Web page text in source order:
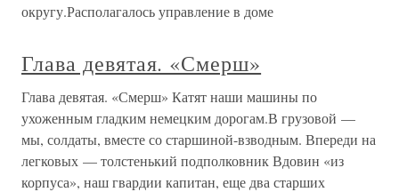
округу.Располагалось управление в доме
Глава девятая. «Смерш»
Глава девятая. «Смерш» Катят наши машины по
ухоженным гладким немецким дорогам.В грузовой —
мы, солдаты, вместе со старшиной-взводным. Впереди на
легковых — толстенький подполковник Вдовин «из
корпуса», наш гвардии капитан, еще два старших